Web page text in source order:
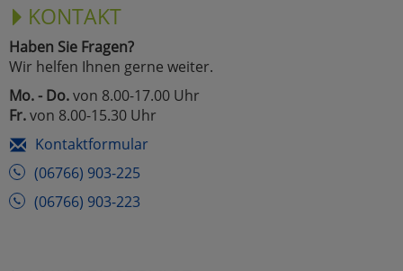
KONTAKT
Haben Sie Fragen?
Wir helfen Ihnen gerne weiter.
Mo. - Do.von 8.00-17.00 Uhr
Fr.von 8.00-15.30 Uhr
Kontaktformular
(06766) 903-225
(06766) 903-223